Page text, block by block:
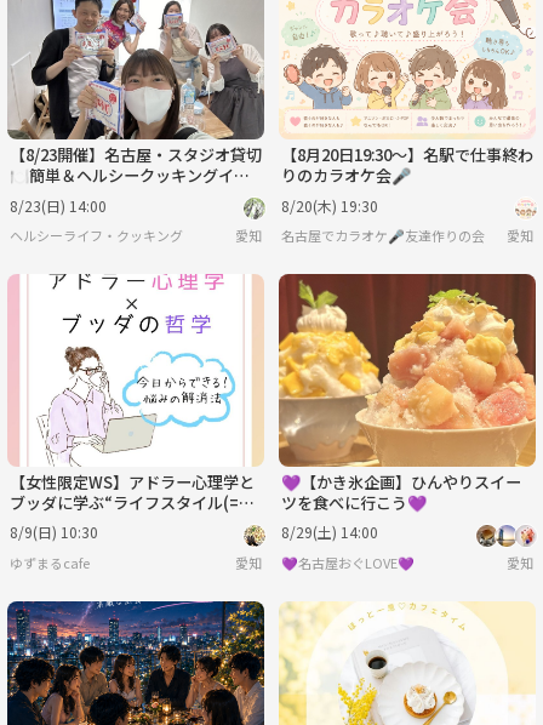
【8/23開催】名古屋・スタジオ貸切
🍽️簡単＆ヘルシークッキングイベ
ント！美味しく食べてキレイになろ
う✨
8/23(日) 14:00
ヘルシーライフ・クッキング 愛知
【8月20日19:30〜】名駅で仕事終わ
りのカラオケ会🎤
8/20(木) 19:30
名古屋でカラオケ🎤友達作りの会 愛知
【女性限定WS】アドラー心理学と
ブッダに学ぶ“ライフスタイル(=性
格)”を変えるには
8/9(日) 10:30
ゆずまるcafe 愛知
💜【かき氷企画】ひんやりスイー
ツを食べに行こう💜
8/29(土) 14:00
‪‪💜名古屋おぐLOVE💜 愛知